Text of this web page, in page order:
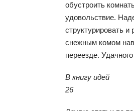
обустроить
удовольствие.
структурировать
снежным комом
переезде.
В книгу идей
26